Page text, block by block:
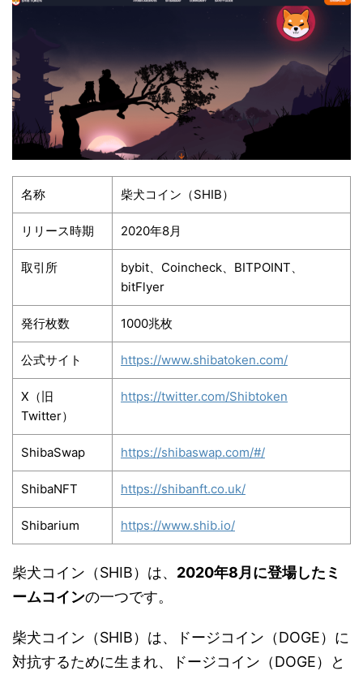
名称 柴犬コイン（SHIB）
リリース時期 2020年8月
取引所
bybit、Coincheck、BITPOINT、
bitFlyer
発行枚数 1000兆枚
公式サイト https://www.shibatoken.com/
X（旧
Twitter）
https://twitter.com/Shibtoken
ShibaSwap https://shibaswap.com/#/
ShibaNFT https://shibanft.co.uk/
Shibarium https://www.shib.io/
柴犬コイン（SHIB）は、 2020年8月に登場したミ
ームコインの一つです。
柴犬コイン（SHIB）は、ドージコイン（DOGE）に
対抗するために生まれ、ドージコイン（DOGE）と